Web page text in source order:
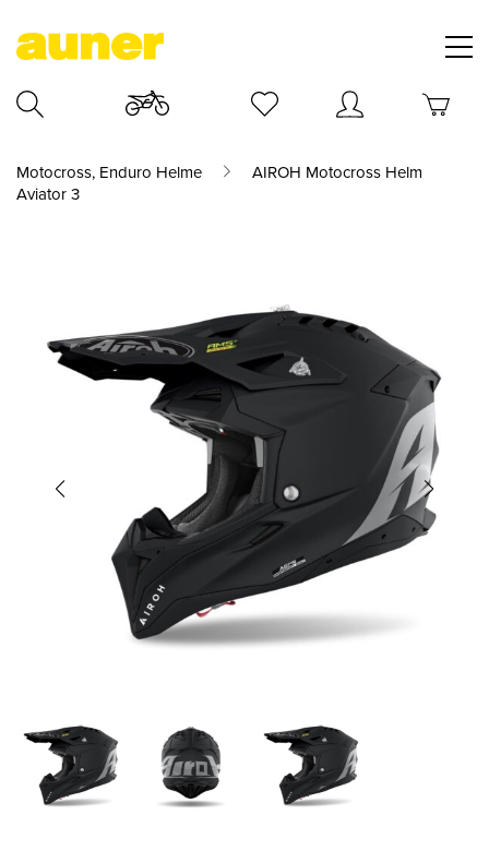
Motocross, Enduro Helme
AIROH Motocross Helm
Aviator 3